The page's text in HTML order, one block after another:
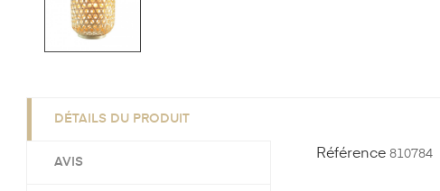
DÉTAILS DU PRODUIT
AVIS
Référence 810784